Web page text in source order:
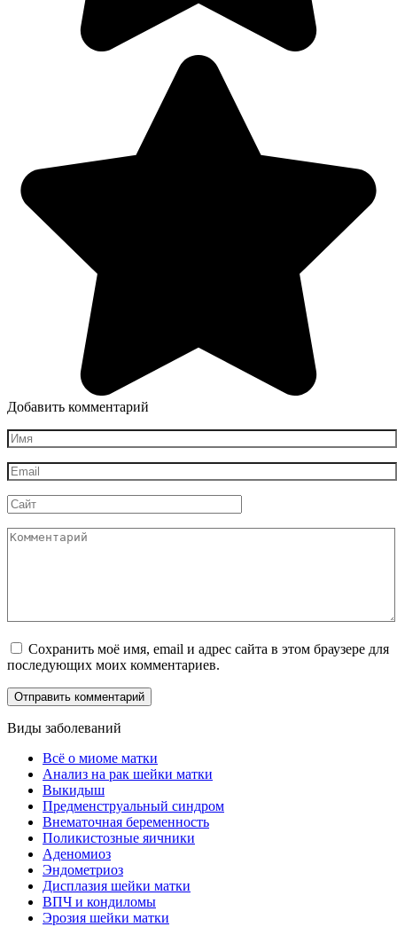
Добавить комментарий
Имя
*
Email
*
Сайт
Комментарий
Сохранить моё имя, email и адрес сайта в этом браузере для
последующих моих комментариев.
Виды заболеваний
Всё о миоме матки
Анализ на рак шейки матки
Выкидыш
Предменструальный синдром
Внематочная беременность
Поликистозные яичники
Аденомиоз
Эндометриоз
Дисплазия шейки матки
ВПЧ и кондиломы
Эрозия шейки матки